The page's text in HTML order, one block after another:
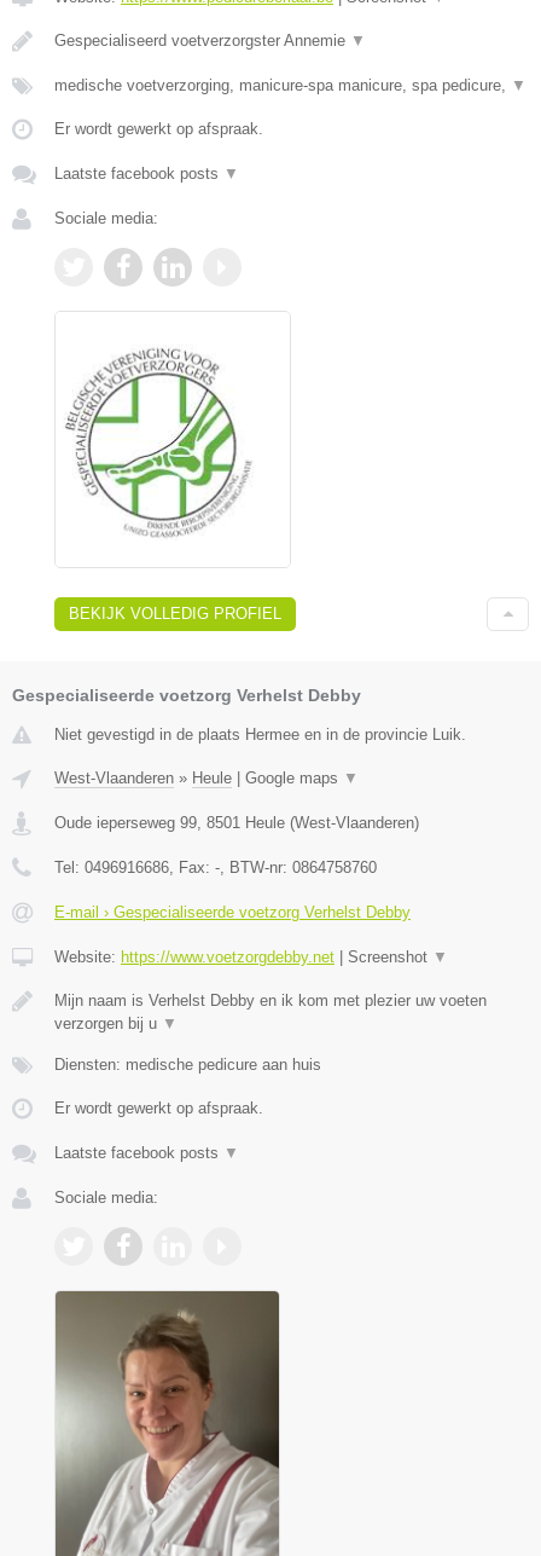
Gespecialiseerd voetverzorgster Annemie ▼
medische voetverzorging, manicure-spa manicure, spa pedicure, ▼
Er wordt gewerkt op afspraak.
Laatste facebook posts ▼
Sociale media:
BEKIJK VOLLEDIG PROFIEL
Gespecialiseerde voetzorg Verhelst Debby
Niet gevestigd in de plaats Hermee en in de provincie Luik.
West-Vlaanderen » Heule Google maps ▼
Oude ieperseweg 99 8501 Heule (West-Vlaanderen)
Tel: 0496916686 , Fax: - , BTW-nr: 0864758760
E-mail › Gespecialiseerde voetzorg Verhelst Debby
Website: https://www.voetzorgdebby.net Screenshot ▼
Mijn naam is Verhelst Debby en ik kom met plezier uw voeten
verzorgen bij u ▼
Diensten: medische pedicure aan huis
Er wordt gewerkt op afspraak.
Laatste facebook posts ▼
Sociale media: